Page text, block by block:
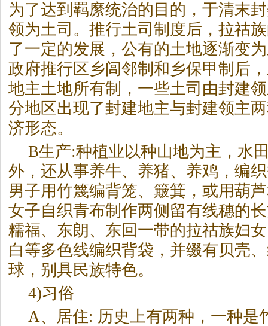
为了达到羁縻统治的目的，于清末
领为土司。推行土司制度后，拉祜
了一定的发展，公有的土地逐渐变
政府推行区乡闾邻制和乡保甲制后
地主土地所有制，一些土司由封建
分地区出现了封建地主与封建领主
济形态。
B生产:种植业以种山地为主，水
外，还从事养牛、养猪、养鸡，编
男子用竹篾编背笼、簸箕，或用葫
女子自织青布制作两侧留有线穗的
糯福、东朗、东回一带的拉祜族妇
白等多色线编织背袋，并缀有贝壳
球，别具民族特色。
4)习俗
A、居住: 历史上有两种，一种是